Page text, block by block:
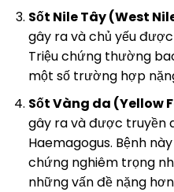
Sốt Nile Tây (West
gây ra và chủ yếu
Triệu chứng thường
một số trường hợp
Sốt Vàng da (Yellow
gây ra và được truyền
Haemagogus. Bệnh
chứng nghiêm trọng
những vấn đề nặng